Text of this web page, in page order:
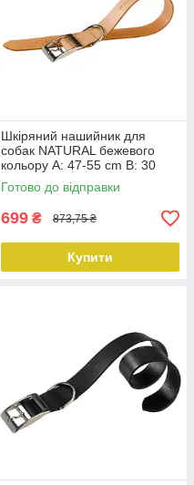
Шкіряний нашийник для
собак NATURAL бежевого
кольору A: 47-55 cm B: 30
mm
Готово до відправки
699 ₴ 873,75 ₴
Купити